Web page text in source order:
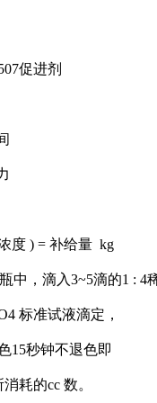
促进剂
度 ) = 补给量 kg
中，滴入3~5滴的1 : 4
标准试液滴定，
15秒钟不退色即
耗的cc 数。